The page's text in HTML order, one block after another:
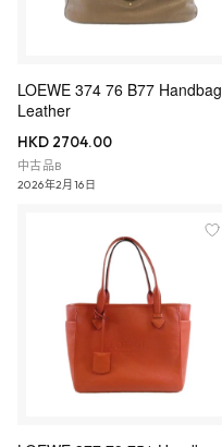
LOEWE 374 76 B77 Handbag
Leather
HKD 2704.00
中古品B
2026年2月16日